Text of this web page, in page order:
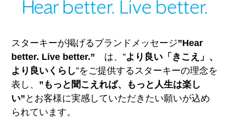
スターキーが掲げるブランドメッセージ”Hear
better. Live better.” は、”より良い「きこえ」、
より良いくらし”をご提供するスターキーの理念を
表し、 ”もっと聞こえれば、もっと人生は楽し
い” とお客様に実感していただきたい願いが込め
られています。